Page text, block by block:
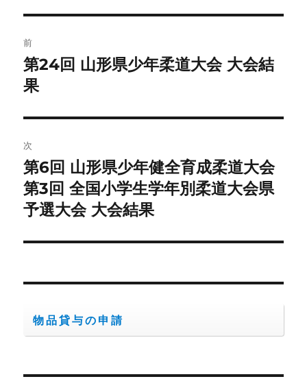
稿
ナ
ビ
ゲ
ー
シ
前
前
の
稿:
第24回 山形県少年柔道大会 大会結
果
次
次
の
投
第6回 山形県少年健全育成柔道大会
第3回 全国小学生学年別柔道大会県
予選大会 大会結果
物品貸与の申請